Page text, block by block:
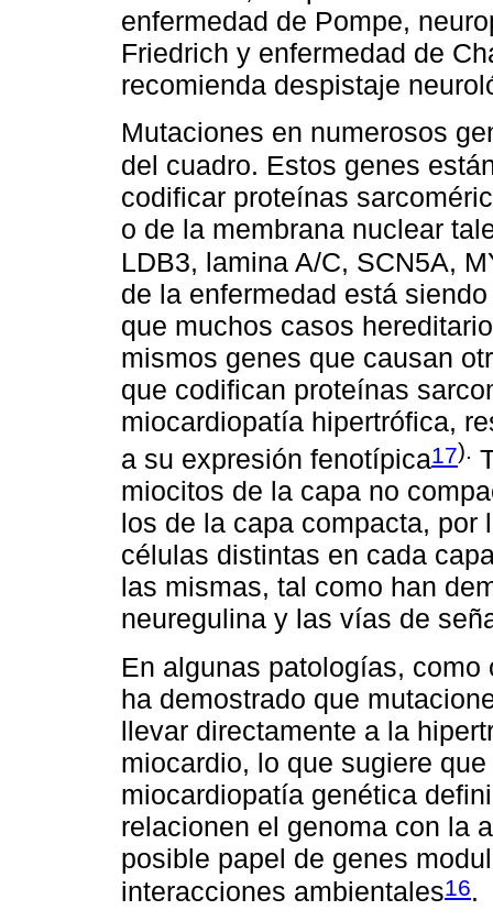
enfermedad de Pompe,
Friedrich y enfermedad de
recomienda despistaje
Mutaciones en numerosos
del cuadro. Estos genes
codificar proteínas
o de la membrana nuclear
LDB3, lamina A/C, SCN5A,
de la enfermedad está
que muchos casos
mismos genes que causan
que codifican proteínas
miocardiopatía hipertrófica,
a su expresión fenotípica17).
miocitos de la capa no
los de la capa compacta, por
células distintas en cada
las mismas, tal como han
neuregulina y las vías de
En algunas patologías,
ha demostrado que
llevar directamente a la
miocardio, lo que sugiere
miocardiopatía genética
relacionen el genoma con la
posible papel de genes
interacciones ambientales16.